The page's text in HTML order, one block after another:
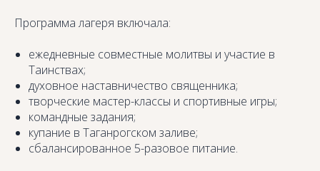
Программа лагеря включала:
ежедневные совместные молитвы и участие в
Таинствах;
духовное наставничество священника;
творческие мастер-классы и спортивные игры;
командные задания;
купание в Таганрогском заливе;
сбалансированное 5-разовое питание.